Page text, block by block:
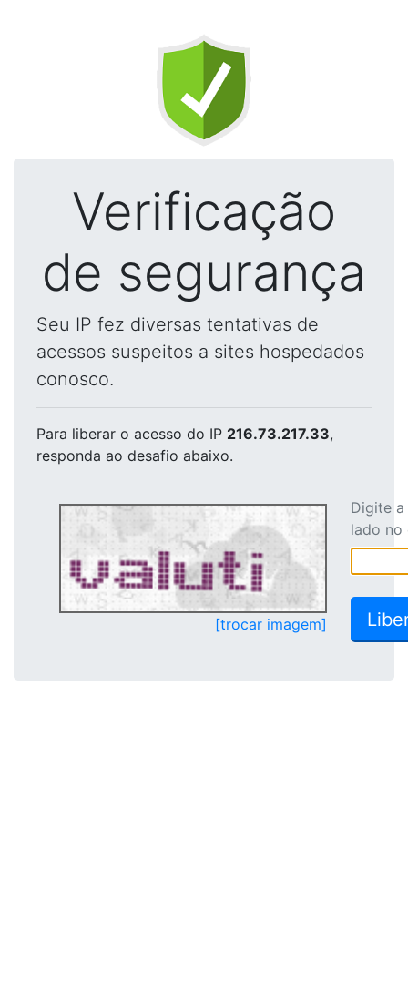
Verificação
de segurança
Seu IP fez diversas tentativas de
acessos suspeitos a sites hospedados
conosco.
Para liberar o acesso do IP 216.73.217.33,
responda ao desafio abaixo.
[trocar imagem]
Digite
lado no